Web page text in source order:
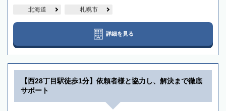
北海道 札幌市
詳細を見る
【西28丁目駅徒歩1分】依頼者様と協力し、解決まで徹底
サポート